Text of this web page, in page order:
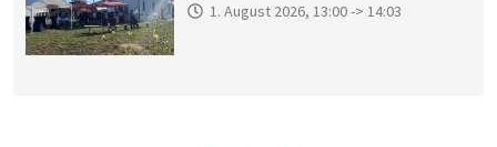
1. August 2026, 13:00 -> 14:03